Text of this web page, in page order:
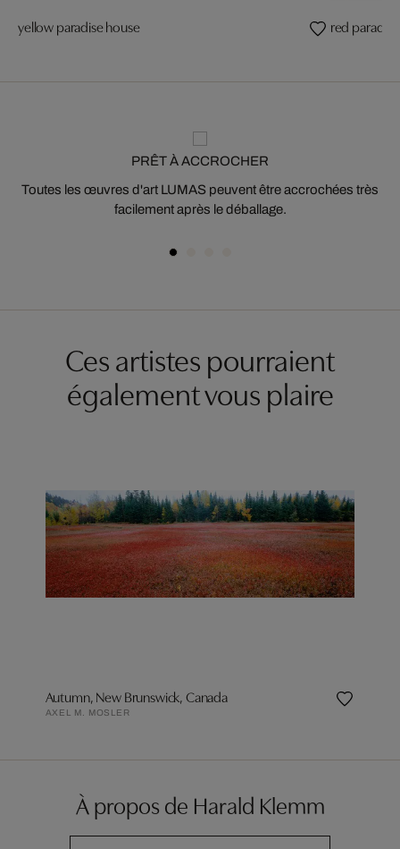
yellow paradise house red
PRÊT À ACCROCHER
Toutes les œuvres d'art LUMAS peuvent être accrochées très
facilement après le déballage.
Ces artistes pourraient
également vous plaire
Autumn, New Brunswick, Canada
AXEL M. MOSLER
À propos de Harald Klemm